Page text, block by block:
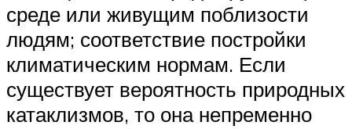
среде или живущим поблизости
людям; соответствие постройки
климатическим нормам. Если
существует вероятность природных
катаклизмов, то она непременно